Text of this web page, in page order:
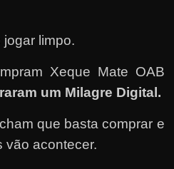
limpo.
Xeque Mate OAB
um Milagre Digital.
que basta comprar e
acontecer.